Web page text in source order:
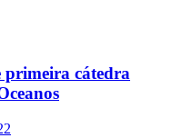
primeira cátedra